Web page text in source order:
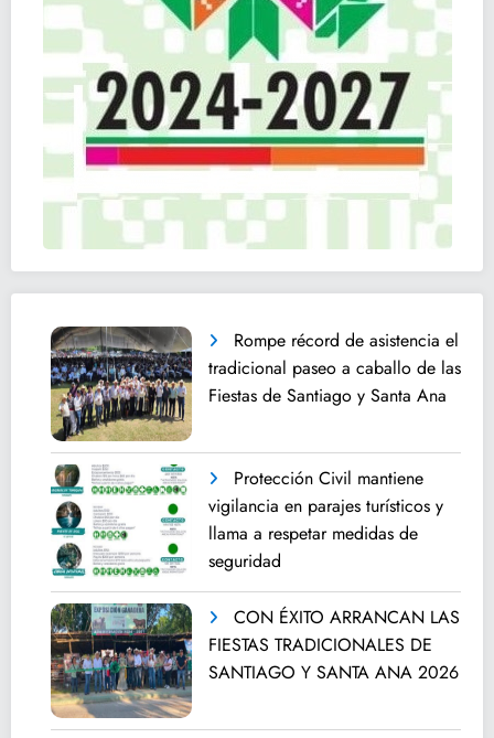
Rompe récord de asistencia el
tradicional paseo a caballo de las
Fiestas de Santiago y Santa Ana
Protección Civil mantiene
vigilancia en parajes turísticos y
llama a respetar medidas de
seguridad
CON ÉXITO ARRANCAN LAS
FIESTAS TRADICIONALES DE
SANTIAGO Y SANTA ANA 2026